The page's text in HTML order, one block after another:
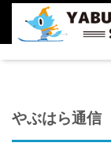
やぶはら通信